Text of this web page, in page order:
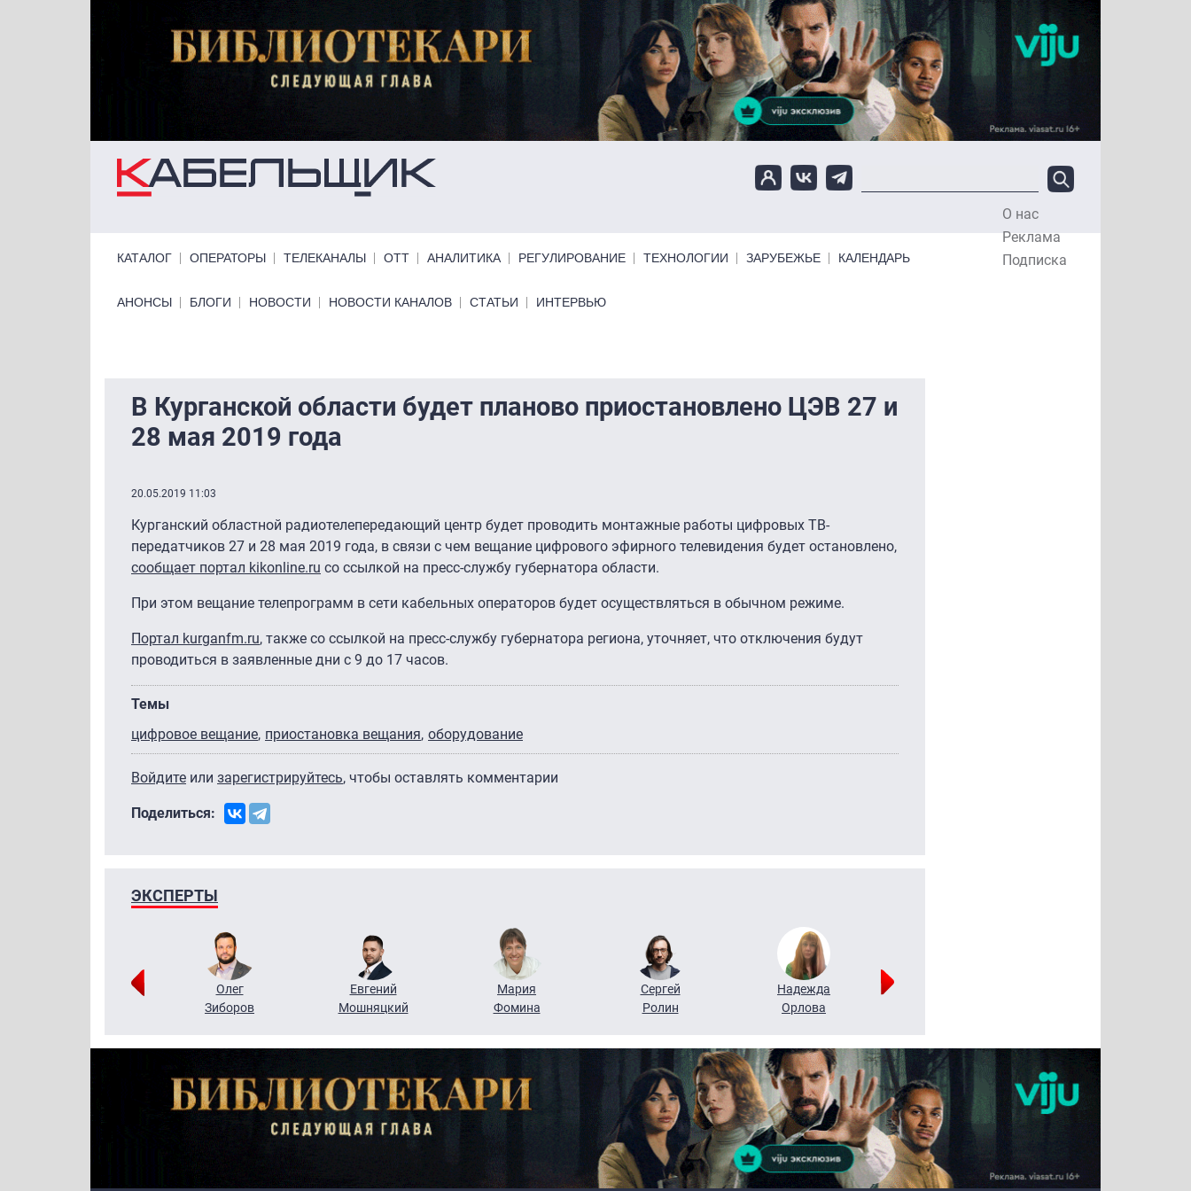
О нас
Реклама
Подписка
КАТАЛОГ ОПЕРАТОРЫ ТЕЛЕКАНАЛЫ ОТТ АНАЛИТИКА РЕГУЛИРОВАНИЕ ТЕХНОЛОГИИ ЗАРУБЕЖЬЕ КАЛЕНДАРЬ
Primary links bottom
АНОНСЫ БЛОГИ НОВОСТИ НОВОСТИ КАНАЛОВ СТАТЬИ ИНТЕРВЬЮ
В Курганской области будет планово приостановлено ЦЭВ 27 и
28 мая 2019 года
20.05.2019 11:03
Курганский областной радиотелепередающий центр будет проводить монтажные работы цифровых ТВ-
передатчиков 27 и 28 мая 2019 года, в связи с чем вещание цифрового эфирного телевидения будет остановлено,
сообщает портал kikonline.ru со ссылкой на пресс-службу губернатора области.
При этом вещание телепрограмм в сети кабельных операторов будет осуществляться в обычном режиме.
Портал kurganfm.ru, также со ссылкой на пресс-службу губернатора региона, уточняет, что отключения будут
проводиться в заявленные дни с 9 до 17 часов.
Темы
цифровое вещание приостановка вещания оборудование
Войдите или зарегистрируйтесь, чтобы оставлять комментарии
Поделиться:
ЭКСПЕРТЫ
Олег
Зиборов
Евгений
Мошняцкий
Мария
Фомина
Сергей
Ролин
Надежда
Орлова